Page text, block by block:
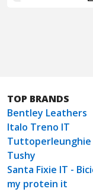
TOP BRANDS
Bentley Leathers
Italo Treno IT
Tuttoperleunghie
Tushy
Santa Fixie IT -
my protein it